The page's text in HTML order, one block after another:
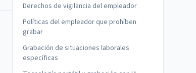
Derechos de vigilancia del empleador
Políticas del empleador que prohíben
grabar
Grabación de situaciones laborales
específicas